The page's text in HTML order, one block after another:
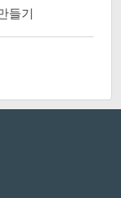
들기